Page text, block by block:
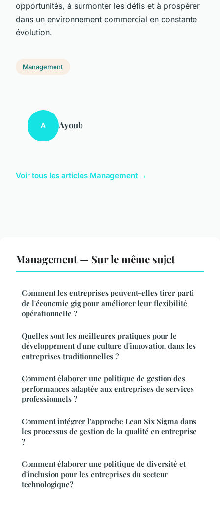
opportunités, à surmonter les défis et à prospérer
dans un environnement commercial en constante
évolution.
Management
A Ayoub
Voir tous les articles Management →
Management — Sur le même sujet
Comment les entreprises peuvent-elles tirer parti
de l'économie gig pour améliorer leur flexibilité
opérationnelle ?
Quelles sont les meilleures pratiques pour le
développement d'une culture d'innovation dans les
entreprises traditionnelles ?
Comment élaborer une politique de gestion des
performances adaptée aux entreprises de services
professionnels ?
Comment intégrer l'approche Lean Six Sigma dans
les processus de gestion de la qualité en entreprise
?
Comment élaborer une politique de diversité et
d'inclusion pour les entreprises du secteur
technologique?